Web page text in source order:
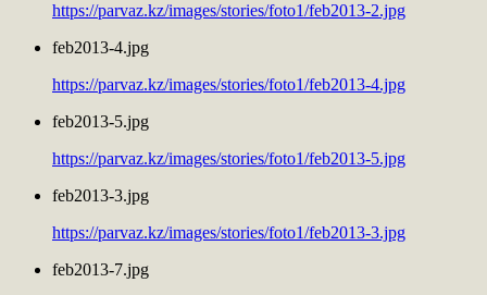
https://parvaz.kz/images/stories/foto1/feb2013-2.jpg
feb2013-4.jpg
https://parvaz.kz/images/stories/foto1/feb2013-4.jpg
feb2013-5.jpg
https://parvaz.kz/images/stories/foto1/feb2013-5.jpg
feb2013-3.jpg
https://parvaz.kz/images/stories/foto1/feb2013-3.jpg
feb2013-7.jpg